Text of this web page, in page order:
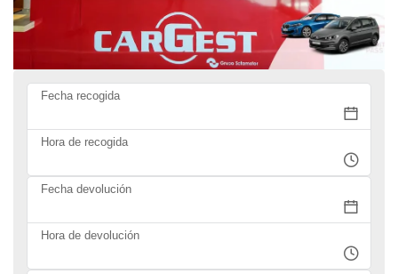
Fecha recogida
Hora de recogida
Fecha devolución
Hora de devolución